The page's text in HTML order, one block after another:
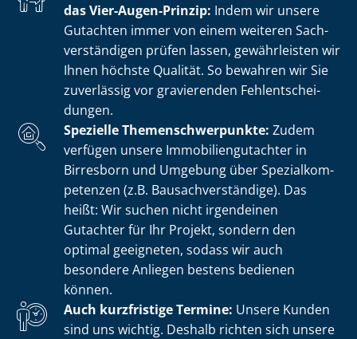
das Vier-Augen-Prinzip: Indem wir unsere
Gutachten immer von einem weiteren Sach­
ver­stän­di­gen prüfen lassen, gewährleisten wir
Ihnen höchste Qualität. So bewahren wir Sie
zuverlässig vor gravierenden Fehl­ent­schei­
dun­gen.
Spezielle The­men­schwer­punk­te: Zudem
verfügen unsere Im­mo­bi­li­en­gut­ach­ter in
Birresborn und Umgebung über Spe­zi­al­kom­
pe­ten­zen (z.B. Bau­sach­ver­stän­di­ge). Das
heißt: Wir suchen nicht irgendeinen
Gutachter für Ihr Projekt, sondern den
optimal geeigneten, sodass wir auch
besondere Anliegen bestens bedienen
können.
Auch kurzfristige Termine: Unsere Kunden
sind uns wichtig. Deshalb richten sich unsere